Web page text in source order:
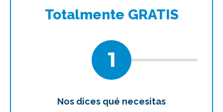
Totalmente GRATIS
1
Nos dices qué necesitas